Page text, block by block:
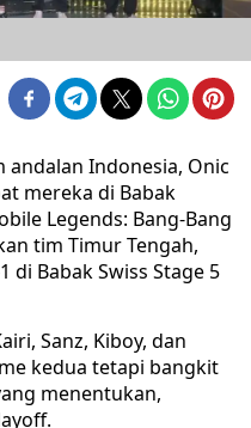
andalan Indonesia, Onic
mereka di Babak
Legends: Bang-Bang
tim Timur Tengah,
di Babak Swiss Stage 5
Sanz, Kiboy, dan
kedua tetapi bangkit
menentukan,